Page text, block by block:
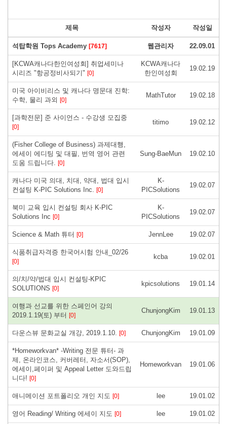
제목 작성자 작성일
석탑학원 Tops Academy [7617] 웹관리자 22.09.01
[KCWA캐나다한인여성회] 취업세미나
시리즈 "항공정비사되기" [0]
KCWA캐나다
한인여성회
19.02.19
미국 아이비리스 및 캐나다 명문대 진학:
수학, 물리 과외 [0]
MathTutor 19.02.18
[과학전문] 준 사이언스 - 수강생 모집중
[0]
titimo 19.02.12
(Fisher College of Business) 과제대행,
에세이 에디팅 및 대필, 번역 영어 관련
도움 드립니다. [0]
Sung-BaeMun 19.02.10
캐나다 미국 의대, 치대, 약대, 법대 입시
컨설팅 K-PIC Solutions Inc. [0]
K-
PICSolutions
19.02.07
북미 교육 입시 컨설팅 회사 K-PIC
Solutions Inc [0]
K-
PICSolutions
19.02.07
Science & Math 튜터 [0] JennLee 19.02.07
식품취급자격증 한국어시험 안내_02/26
[0]
kcba 19.02.01
의/치/약/법대 입시 컨설팅-KPIC
SOLUTIONS [0]
kpicsolutions 19.01.14
여행과 선교를 위한 스페인어 강의
2019.1.19(토) 부터 [0]
ChunjongKim 19.01.13
다운스뷰 문화교실 개강, 2019.1.10. [0] ChunjongKim 19.01.09
*Homeworkvan* -Writing 전문 튜터- 과
제, 온라인코스, 커버레터, 자소서(SOP),
에세이,페이퍼 및 Appeal Letter 도와드립
니다! [0]
Homeworkvan 19.01.06
애니메이션 포트폴리오 개인 지도 [0] lee 19.01.02
영어 Reading/ Writing 에세이 지도 [0] lee 19.01.02